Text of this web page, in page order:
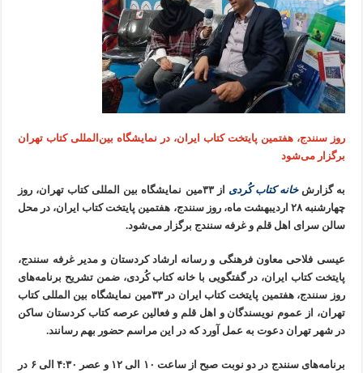
روز سنندج، هفتمین پایتخت کتاب ایران، در نمایشگاه بین‌المللی کتاب تهران
برگزار می‌شود
به گزارش خانه کتاب کُردی
از ۳۳مین نمایشگاه بین المللی کتاب تهران، روز
چهارشنبه ۲۸ اردیبهشت ماه، روز سنندج، هفتمین پایتخت کتاب ایران، در محل
سالن سرای اهل قلم و غرفه سنندج برگزار می‌شود.
عیسی فلاحی معاون فرهنگی و رسانه ارشاد کردستان و مدیر غرفه سنندج،
پایتخت کتاب ایران، در گفتگویی با خانه کتاب کُردی، ضمن تشریح برنامه‌های
روز سنندج، هفتمین پایتخت کتاب ایران در ۳۳مین نمایشگاه بین المللی کتاب
تهران، از عموم نویسندگان و اهل قلم و فعالین عرصه کتاب کردستان ساکن
در شهر تهران دعوت به عمل آورد که در این مراسم حضور بهم رسانند.
برنامه‌های سنندج در دو نوبت صبح از ساعت ۱۰ الی ۱۲ و عصر ۴:۳۰ الی ۶ در